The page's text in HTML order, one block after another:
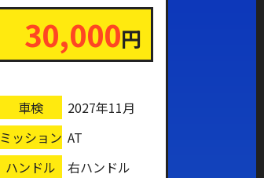
30,000円
車検
2027年11月
ミッション AT
ハンドル
右ハンドル